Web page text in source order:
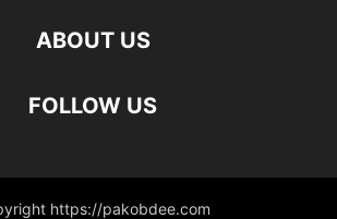
ABOUT US
FOLLOW US
https://pakobdee.com